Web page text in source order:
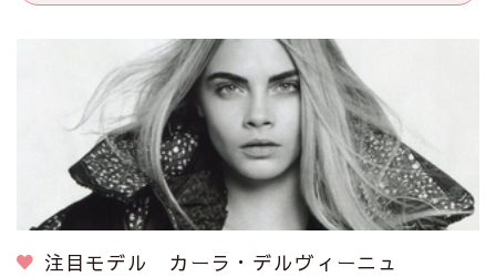
注目モデル カーラ・デルヴィーニュ